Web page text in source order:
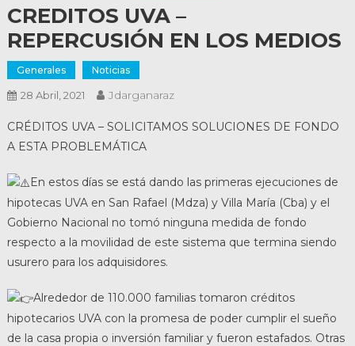
CREDITOS UVA –
REPERCUSIÓN EN LOS MEDIOS
Generales Noticias
28 Abril, 2021 Jdarganaraz
CRÉDITOS UVA – SOLICITAMOS SOLUCIONES DE FONDO
A ESTA PROBLEMÁTICA
En estos días se está dando las primeras ejecuciones de
hipotecas UVA en San Rafael (Mdza) y Villa María (Cba) y el
Gobierno Nacional no tomó ninguna medida de fondo
respecto a la movilidad de este sistema que termina siendo
usurero para los adquisidores.
Alrededor de 110.000 familias tomaron créditos
hipotecarios UVA con la promesa de poder cumplir el sueño
de la casa propia o inversión familiar y fueron estafados. Otras